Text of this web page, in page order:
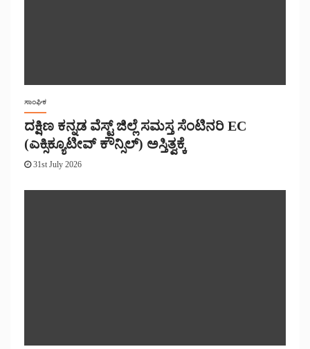
ಸಾಂಘಿಕ
ದಕ್ಷಿಣ ಕನ್ನಡ ವೆಸ್ಟ್ ಜಿಲ್ಲೆ ಸಮಸ್ತ ಸೆಂಟಿನರಿ EC
(ಎಕ್ಸಿಕ್ಯೂಟೀವ್ ಕೌನ್ಸಿಲ್) ಅಸ್ತಿತ್ವಕ್ಕೆ
31st July 2026